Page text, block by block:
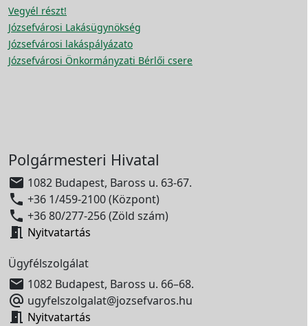
Vegyél részt!
Józsefvárosi Lakásügynökség
Józsefvárosi lakáspályázato
Józsefvárosi Önkormányzati Bérlői csere
Polgármesteri Hivatal
 1082 Budapest, Baross u. 63-67.
 +36 1/459-2100 (Központ)
 +36 80/277-256 (Zöld szám)
 Nyitvatartás
Ügyfélszolgálat
 1082 Budapest, Baross u. 66–68.
 ugyfelszolgalat@jozsefvaros.hu
 Nyitvatartás